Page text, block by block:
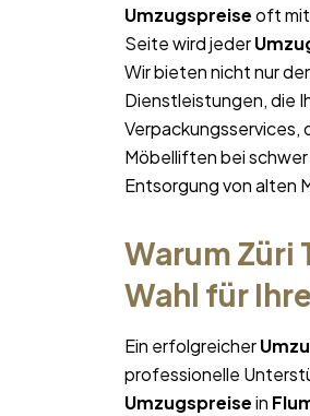
Umzugspreiseoft mit
Seite wird jeder
Wir bieten nicht nur
Dienstleistungen, die
Verpackungsservices,
Möbelliften bei
Entsorgung von alten
Warum Züri
Wahl für
Ein erfolgreicher
professionelle
Umzugspreisein